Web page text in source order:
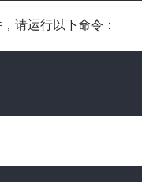
请运行以下命令：